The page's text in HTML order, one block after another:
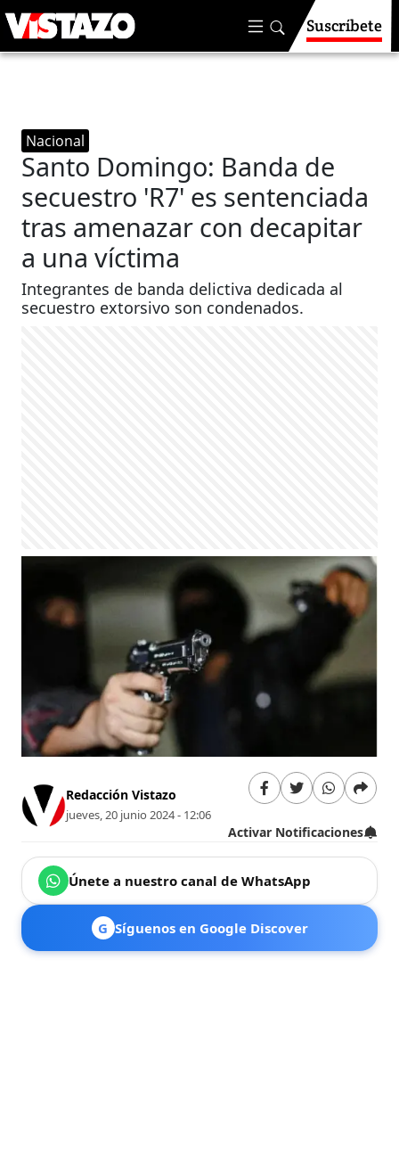
Suscríbete
Nacional
Santo Domingo: Banda de
secuestro 'R7' es sentenciada
tras amenazar con decapitar
a una víctima
Integrantes de banda delictiva dedicada al
secuestro extorsivo son condenados.
Redacción Vistazo
jueves, 20 junio 2024 - 12:06
Activar Notificaciones
Únete a nuestro canal de WhatsApp
G Síguenos en Google Discover